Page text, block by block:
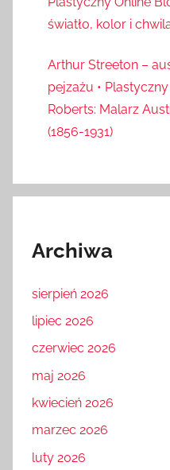
światło, kolor i
Arthur Streeton –
pejzażu •
Roberts: Malarz
(1856-1931)
Archiwa
sierpień 2026
lipiec 2026
czerwiec 2026
maj 2026
kwiecień 2026
marzec 2026
luty 2026